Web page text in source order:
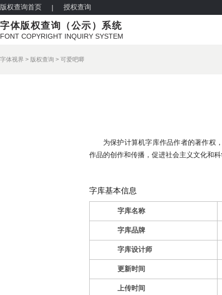
版权查询首页 | 授权查询
字体版权查询（公示）系统
FONT COPYRIGHT INQUIRY SYSTEM
字体视界 > 版权查询 > 可爱吧唧
为保护计算机字库作品作者的著作权
作品的创作和传播，促进社会主义文化和
字库基本信息
字库名称
字库品牌
字库设计师
更新时间
上传时间